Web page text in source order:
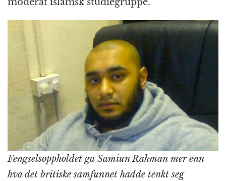
Fengselsoppholdet ga Samiun Rahman mer enn
hva det britiske samfunnet hadde tenkt seg